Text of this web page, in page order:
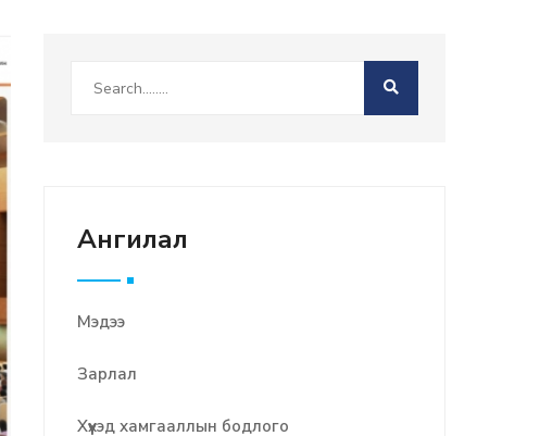
Ангилал
Мэдээ
Зарлал
Хүүхэд хамгааллын бодлого